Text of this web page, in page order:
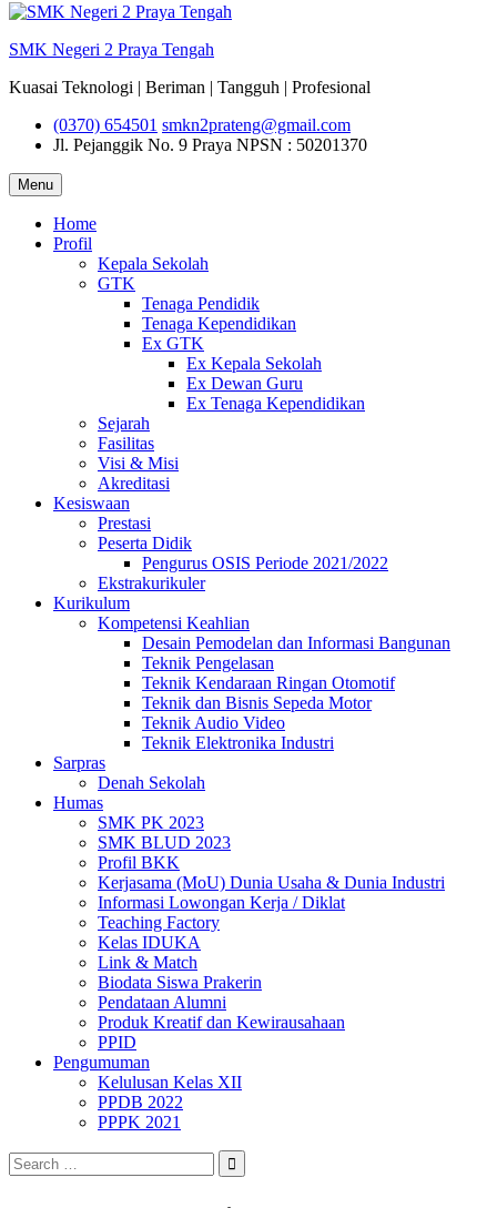
SMK Negeri 2 Praya Tengah
Kuasai Teknologi | Beriman | Tangguh | Profesional
(0370) 654501 smkn2prateng@gmail.com
Jl. Pejanggik No. 9 Praya NPSN : 50201370
Menu
Home
Profil
Kepala Sekolah
GTK
Tenaga Pendidik
Tenaga Kependidikan
Ex GTK
Ex Kepala Sekolah
Ex Dewan Guru
Ex Tenaga Kependidikan
Sejarah
Fasilitas
Visi & Misi
Akreditasi
Kesiswaan
Prestasi
Peserta Didik
Pengurus OSIS Periode 2021/2022
Ekstrakurikuler
Kurikulum
Kompetensi Keahlian
Desain Pemodelan dan Informasi Bangunan
Teknik Pengelasan
Teknik Kendaraan Ringan Otomotif
Teknik dan Bisnis Sepeda Motor
Teknik Audio Video
Teknik Elektronika Industri
Sarpras
Denah Sekolah
Humas
SMK PK 2023
SMK BLUD 2023
Profil BKK
Kerjasama (MoU) Dunia Usaha & Dunia Industri
Informasi Lowongan Kerja / Diklat
Teaching Factory
Kelas IDUKA
Link & Match
Biodata Siswa Prakerin
Pendataan Alumni
Produk Kreatif dan Kewirausahaan
PPID
Pengumuman
Kelulusan Kelas XII
PPDB 2022
PPPK 2021
Search
for: